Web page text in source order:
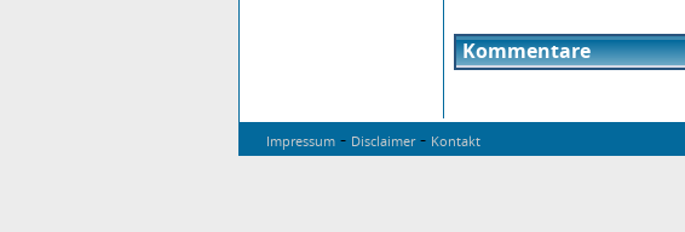
Kommentare
Impressum - Disclaimer- Kontakt